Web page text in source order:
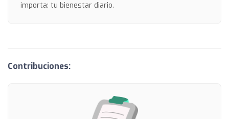
importa: tu bienestar diario.
Contribuciones: